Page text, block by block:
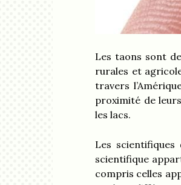
Les taons sont
rurales et
travers
proximité de
les lacs.
Les
scientifique
compris celles